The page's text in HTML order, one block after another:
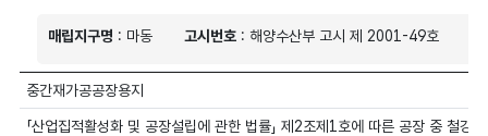
매립지구명 : 마동 고시번호 : 해양수산부 고시 제 2001-49호
중간재가공공장용지
「산업집적활성화 및 공장설립에 관한 법률」 제2조제1호에 따른 공장 중 철